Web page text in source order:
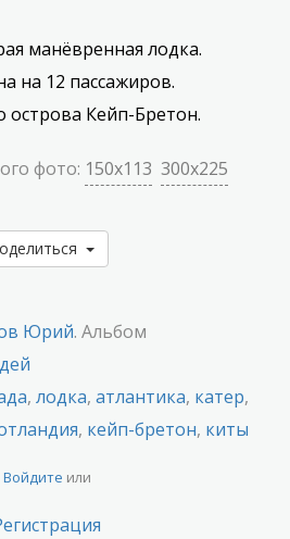
манёвренная лодка.
на 12 пассажиров.
острова Кейп-Бретон.
фото: 150x113 300x225
Юрий. Альбом
, лодка, атлантика, катер,
, кейп-бретон, киты
Войдите или